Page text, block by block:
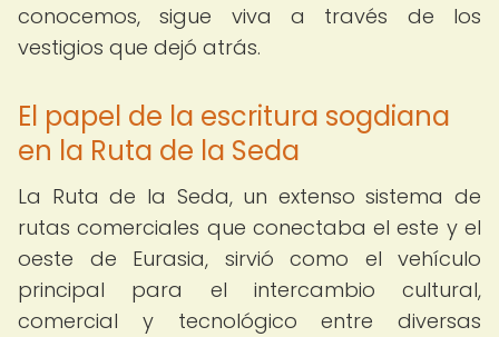
conocemos, sigue viva a través de los
vestigios que dejó atrás.
El papel de la escritura sogdiana
en la Ruta de la Seda
La Ruta de la Seda, un extenso sistema de
rutas comerciales que conectaba el este y el
oeste de Eurasia, sirvió como el vehículo
principal para el intercambio cultural,
comercial y tecnológico entre diversas